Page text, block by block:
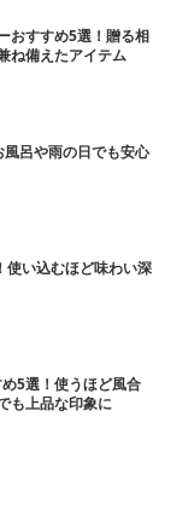
おすすめ5選！贈る相
ね備えたアイテム
呂や雨の日でも安心
使い込むほど味わい深
5選！使うほど風合
も上品な印象に